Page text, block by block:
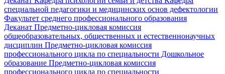
специальной педагогики и медицинских основ дефектологии
Факультет среднего профессионального образования
Деканат Предметно-цикловая комиссия
общеобразовательных, общественных и естественнонаучных
дисциплин Предметно-цикловая комиссия
профессионального цикла по специальности Дошкольное
образование Предметно-цикловая комиссия
профессионального цикла по специальности